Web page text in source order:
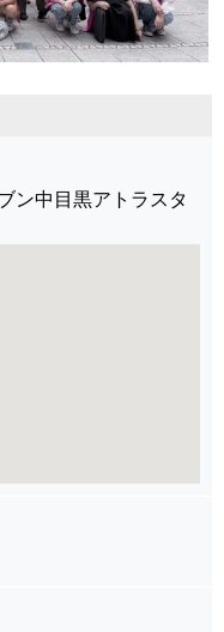
ン中目黒アトラスタ